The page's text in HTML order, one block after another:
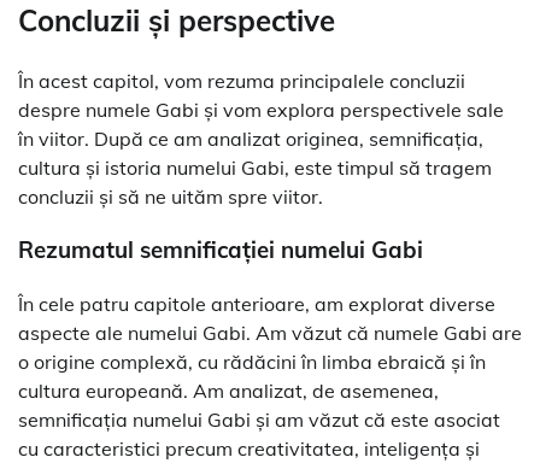
Concluzii și perspective
În acest capitol, vom rezuma principalele concluzii
despre numele Gabi și vom explora perspectivele sale
în viitor. După ce am analizat originea, semnificația,
cultura și istoria numelui Gabi, este timpul să tragem
concluzii și să ne uităm spre viitor.
Rezumatul semnificației numelui Gabi
În cele patru capitole anterioare, am explorat diverse
aspecte ale numelui Gabi. Am văzut că numele Gabi are
o origine complexă, cu rădăcini în limba ebraică și în
cultura europeană. Am analizat, de asemenea,
semnificația numelui Gabi și am văzut că este asociat
cu caracteristici precum creativitatea, inteligența și